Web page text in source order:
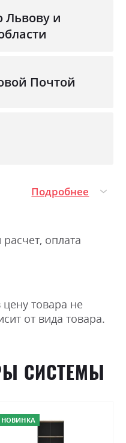
Львову и
Почтой
Подробнее
оплата
товара не
от вида товара.
СИСТЕМЫ
НОВИНКА